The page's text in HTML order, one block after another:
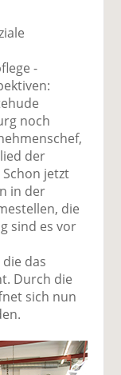
noch
der
jetzt
in der
die
sind es vor
das
Durch die
sich nun